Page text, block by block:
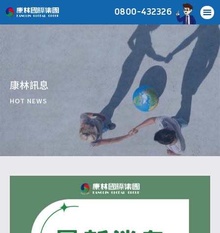
0800-432326
康林訊息
HOT NEWS